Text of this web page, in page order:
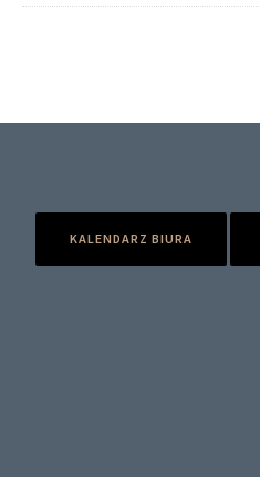
KALENDARZ BIURA